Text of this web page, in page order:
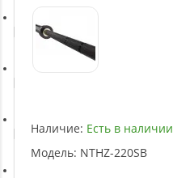
Игротека
Рукоятки и тяги
Наличие: Есть в наличии
Модель: NTHZ-220SB